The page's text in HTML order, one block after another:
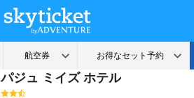
パジュ ミイズ ホテル